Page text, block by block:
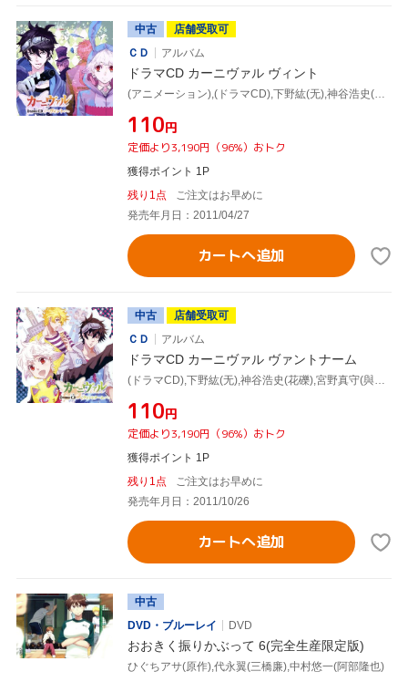
中古
店舗受取可
ＣＤ
アルバム
ドラマCD カーニヴァル ヴィント
(アニメーション),(ドラマCD),下野紘(无),神谷浩史(花礫),宮野真守(與儀),遠藤綾(ツクモ),小野大輔(平門),遊佐浩二(朔),中村悠一(喰)
¥110円
定価より3,190円（96%）おトク
獲得ポイント 1P
残り1点
ご注文はお早めに
発売年月日：2011/04/27
カートへ追加
中古
店舗受取可
ＣＤ
アルバム
ドラマCD カーニヴァル ヴァントナーム
(ドラマCD),下野紘(无),神谷浩史(花礫),宮野真守(與儀),遠藤綾(ツクモ),小野大輔(平門),中村悠一(喰),保志総一朗(嘉禄)
¥110円
定価より3,190円（96%）おトク
獲得ポイント 1P
残り1点
ご注文はお早めに
発売年月日：2011/10/26
カートへ追加
中古
DVD・ブルーレイ
DVD
おおきく振りかぶって 6(完全生産限定版)
ひぐちアサ(原作),代永翼(三橋廉),中村悠一(阿部隆也)